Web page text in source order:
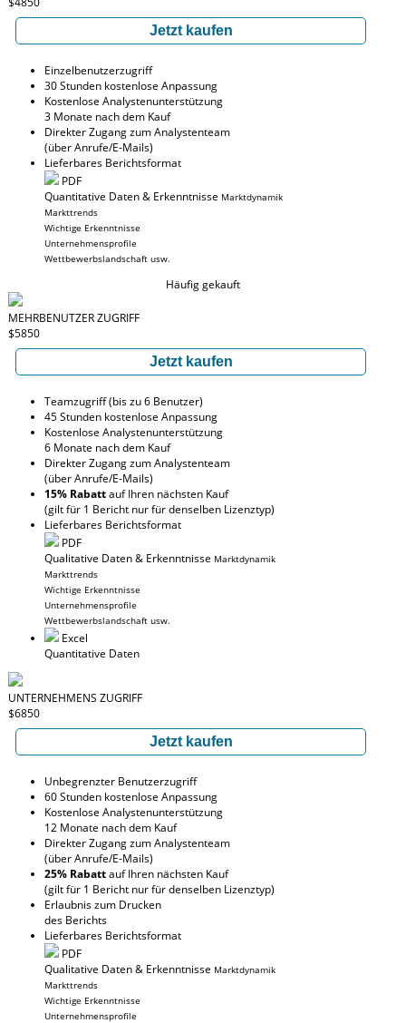
Jetzt kaufen
Einzelbenutzerzugriff
30 Stunden kostenlose Anpassung
Kostenlose Analystenunterstützung
3 Monate nach dem Kauf
Direkter Zugang zum Analystenteam
(über Anrufe/E-Mails)
Lieferbares Berichtsformat
PDF
Quantitative Daten & Erkenntnisse Marktdynamik
Markttrends
Wichtige Erkenntnisse
Unternehmensprofile
Wettbewerbslandschaft usw.
Häufig gekauft
MEHRBENUTZER ZUGRIFF
$5850
Jetzt kaufen
Teamzugriff (bis zu 6 Benutzer)
45 Stunden kostenlose Anpassung
Kostenlose Analystenunterstützung
6 Monate nach dem Kauf
Direkter Zugang zum Analystenteam
(über Anrufe/E-Mails)
15% Rabattauf Ihren nächsten Kauf
(gilt für 1 Bericht nur für denselben Lizenztyp)
Lieferbares Berichtsformat
PDF
Qualitative Daten & Erkenntnisse Marktdynamik
Markttrends
Wichtige Erkenntnisse
Unternehmensprofile
Wettbewerbslandschaft usw.
Excel
Quantitative Daten
UNTERNEHMENS ZUGRIFF
$6850
Jetzt kaufen
Unbegrenzter Benutzerzugriff
60 Stunden kostenlose Anpassung
Kostenlose Analystenunterstützung
12 Monate nach dem Kauf
Direkter Zugang zum Analystenteam
(über Anrufe/E-Mails)
25% Rabattauf Ihren nächsten Kauf
(gilt für 1 Bericht nur für denselben Lizenztyp)
Erlaubnis zum Drucken
des Berichts
Lieferbares Berichtsformat
PDF
Qualitative Daten & Erkenntnisse Marktdynamik
Markttrends
Wichtige Erkenntnisse
Unternehmensprofile